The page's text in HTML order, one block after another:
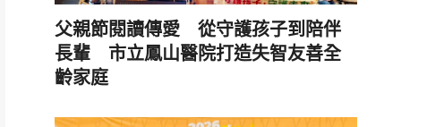
父親節閱讀傳愛 從守護孩子到陪伴
長輩 市立鳳山醫院打造失智友善全
齡家庭